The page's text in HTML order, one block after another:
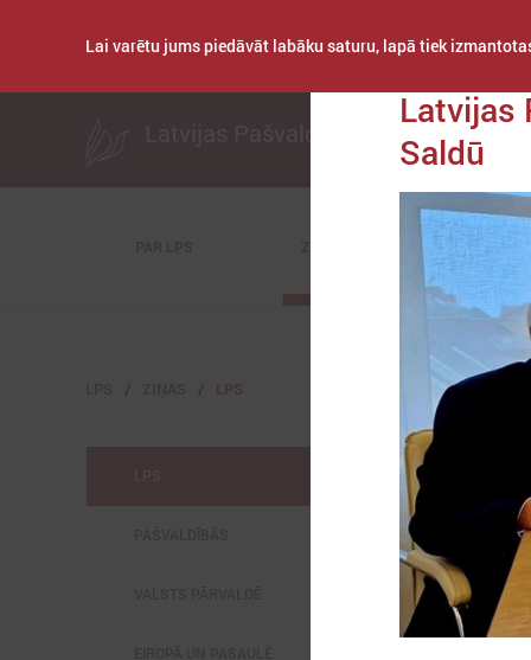
Lai varētu jums piedāvāt labāku saturu, lapā tiek
Latvijas Pašvaldību savienība
KOMITEJAS
Publicēts: 2024.
Latvijas
Saldū